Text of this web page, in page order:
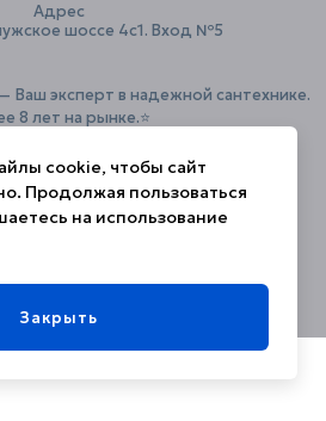
Адрес
шоссе 4с1. Вход №5
эксперт в надежной сантехнике.
8 лет на рынке.⭐️
конфиденциальности
cookie, чтобы сайт
Продолжая пользоваться
на использование
Закрыть